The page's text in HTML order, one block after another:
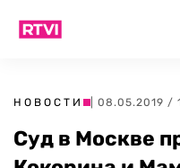
НОВОСТИ | 08.05.2019 /
Суд в Москве